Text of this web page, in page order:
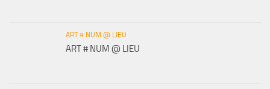
ART # NUM @ LIEU
ART # NUM @ LIEU